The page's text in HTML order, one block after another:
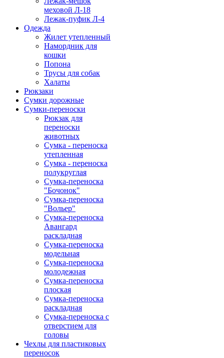
меховой Л-18
Лежак-пуфик Л-4
Одежда
Жилет утепленный
Намордник для
кошки
Попона
Трусы для собак
Халаты
Рюкзаки
Сумки дорожные
Сумки-переноски
Рюкзак для
переноски
животных
Сумка - переноска
утепленная
Сумка - переноска
полукруглая
Сумка-переноска
"Бочонок"
Сумка-переноска
"Вольер"
Сумка-переноска
Авангард
раскладная
Сумка-переноска
модельная
Сумка-переноска
молодежная
Сумка-переноска
плоская
Сумка-переноска
раскладная
Сумка-переноска с
отверстием для
головы
Чехлы для пластиковых
переносок